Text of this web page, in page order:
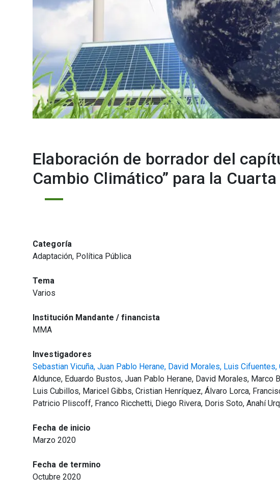
Elaboración de borrador del
Cambio Climático” para la
Categoría
Adaptación, Política Pública
Tema
Varios
Institución Mandante / financista
MMA
Investigadores
Sebastian Vicuña, Juan Pablo Herane, David Morales, Luis Cifuentes,
Aldunce, Eduardo Bustos, Juan Pablo Herane, David Morales,
Luis Cubillos, Maricel Gibbs, Cristian Henríquez, Álvaro Lorca,
Patricio Pliscoff, Franco Ricchetti, Diego Rivera, Doris Soto, Anahí
Fecha de inicio
Marzo 2020
Fecha de termino
Octubre 2020